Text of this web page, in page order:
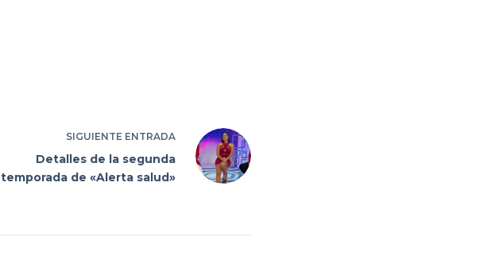
SIGUIENTE ENTRADA
Detalles de la segunda
temporada de «Alerta salud»